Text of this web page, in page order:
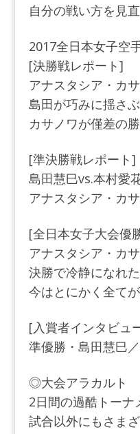
自分の戦い方を見
2017全日本女子空
[決勝戦レポート]
アナスタシア・カ
島田が巧みに揺さ
カサノワが僅差の
[準決勝戦レポート]
島田慧巳vs.本村愛
アナスタシア・カ
[全日本女子大会優
アナスタシア・カ
決勝で冷静になれ
今はとにかく全て
[入賞者インタビュ
準優勝・島田慧巳
◎大会アラカルト
2日間の過酷トーナ
試合以外にもさま